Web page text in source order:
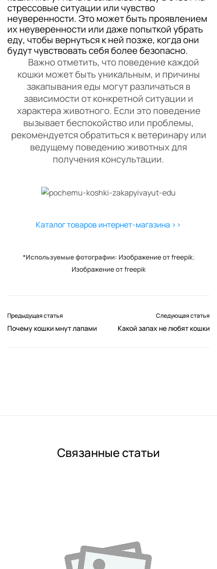
стрессовые ситуации или чувство
неуверенности. Это может быть проявлением
их неуверенности или даже попыткой убрать
еду, чтобы вернуться к ней позже, когда они
будут чувствовать себя более безопасно.
Важно отметить, что поведение каждой
кошки может быть уникальным, и причины
закапывания еды могут различаться в
зависимости от конкретной ситуации и
характера животного. Если это поведение
вызывает беспокойство или проблемы,
рекомендуется обратиться к ветеринару или
ведущему поведению животных для
получения консультации.
Каталог товаров интернет-магазина >>
*Используемые фотографии: Изображение от freepik;
Изображение от freepik
Предыдущая статья
Почему кошки мнут лапами
Следующая статья
Какой запах не любят кошки
Связанные статьи